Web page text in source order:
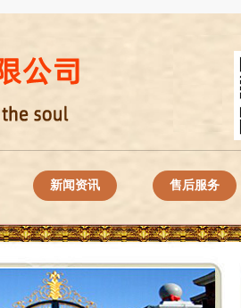
新闻资讯 售后服务